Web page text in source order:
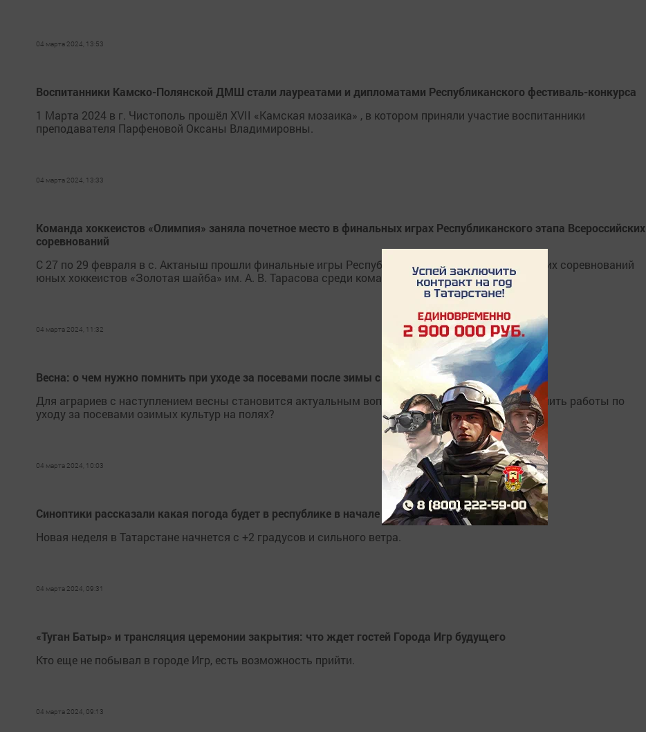
04 марта 2024, 13:53
Воспитанники Камско-Полянской ДМШ стали лауреатами и дипломатами Республиканского фестиваль-конкурса
1 Марта 2024 в г. Чистополь прошёл XVII «Камская мозаика» , в котором приняли участие воспитанники
преподавателя Парфеновой Оксаны Владимировны.
04 марта 2024, 13:33
Команда хоккеистов «Олимпия» заняла почетное место в финальных играх Республиканского этапа Всероссийских
соревнований
С 27 по 29 февраля в с. Актаныш прошли финальные игры Республиканского этапа Всероссийских соревнований
юных хоккеистов «Золотая шайба» им. А. В. Тарасова среди команд юношей 2009-2010 г. р.
04 марта 2024, 11:32
Весна: о чем нужно помнить при уходе за посевами после зимы с обильными снегопадами?
Для аграриев с наступлением весны становится актуальным вопрос: как и в какие сроки выполнить работы по
уходу за посевами озимых культур на полях?
04 марта 2024, 10:03
Синоптики рассказали какая погода будет в республике в начале недели
Новая неделя в Татарстане начнется с +2 градусов и сильного ветра.
04 марта 2024, 09:31
«Туган Батыр» и трансляция церемонии закрытия: что ждет гостей Города Игр будущего
Кто еще не побывал в городе Игр, есть возможность прийти.
04 марта 2024, 09:13